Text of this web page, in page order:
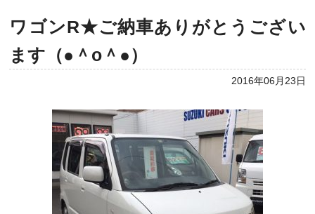
ワゴンR★ご納車ありがとうござい
ます（●＾o＾●）
2016年06月23日